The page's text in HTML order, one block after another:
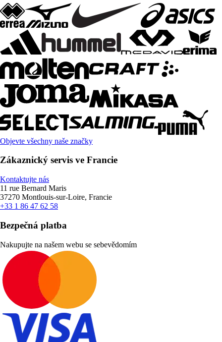
Objevte všechny naše značky
Zákaznický servis ve Francie
Kontaktujte nás
11 rue Bernard Maris
37270 Montlouis-sur-Loire, Francie
+33 1 86 47 62 58
Bezpečná platba
Nakupujte na našem webu se sebevědomím